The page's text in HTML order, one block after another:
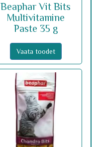
Beaphar Vit Bits
Multivitamine
Paste 35 g
Vaata toodet